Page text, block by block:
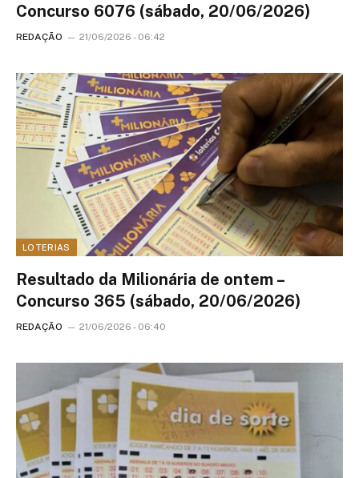
Concurso 6076 (sábado, 20/06/2026)
REDAÇÃO 21/06/2026 - 06:42
LOTERIAS
Resultado da Milionária de ontem –
Concurso 365 (sábado, 20/06/2026)
REDAÇÃO 21/06/2026 - 06:40